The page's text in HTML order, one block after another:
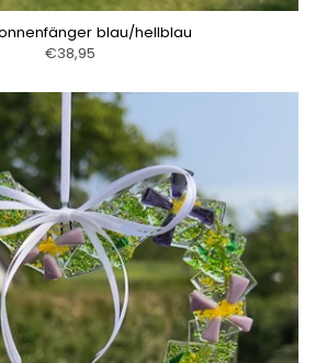
blau/hellblau
€38,95